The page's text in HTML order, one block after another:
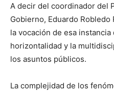
A decir del coordinador del
Gobierno, Eduardo
la vocación de esa
horizontalidad y la
los asuntos públicos.
La complejidad de los